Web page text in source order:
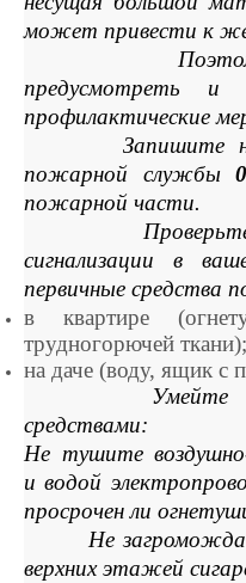
может привести к
Поэтому
предусмотреть и
профилактические
Запишите на
пожарной службы
пожарной части.
Проверьте
сигнализации в
первичные средства
в квартире
трудногорючей ткани);
на даче (воду, ящик с
Умейте
средствами:
Не тушите
и водой
просрочен ли
Не
верхних этажей